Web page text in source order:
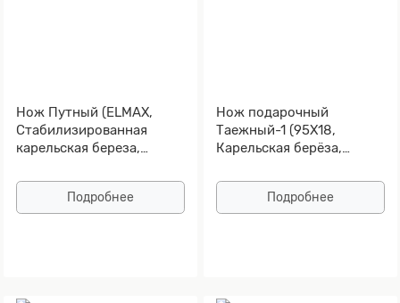
Нож Путный (ELMAX,
Стабилизированная
карельская береза,
Подробнее
Нож подарочный
Таежный-1 (95Х18,
Карельская берёза,
рисунка на клинке)
Подробнее